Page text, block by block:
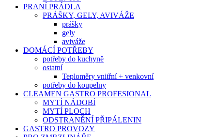
PRANÍ PRÁDLA
PRÁŠKY, GELY, AVIVÁŽE
prášky
gely
aviváže
DOMÁCÍ POTŘEBY
potřeby do kuchyně
ostatní
Teploměry vnitřní + venkovní
potřeby do koupelny
CLEAMEN GASTRO PROFESIONAL
MYTÍ NÁDOBÍ
MYTÍ PLOCH
ODSTRANĚNÍ PŘIPÁLENIN
GASTRO PROVOZY